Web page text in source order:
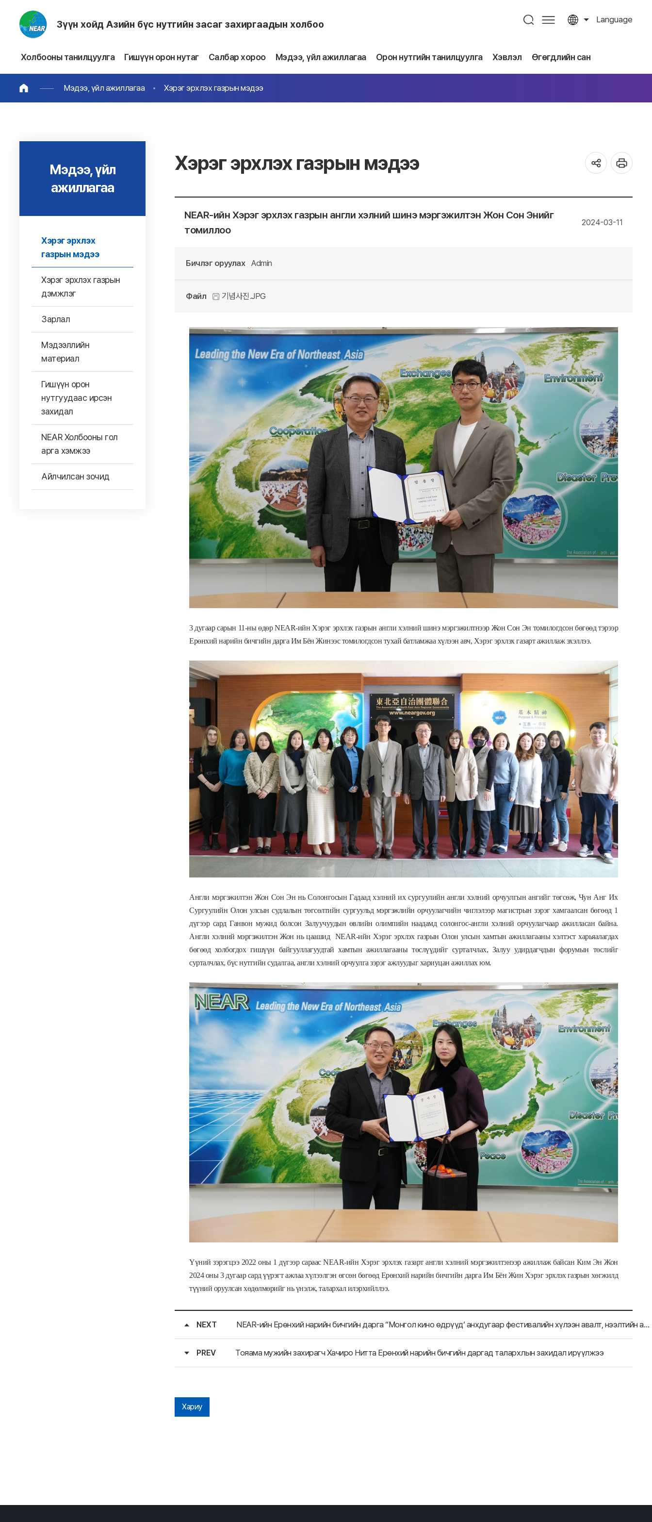
Зүүн хойд Азийн бүс нутгийн засаг захиргаадын холбоо Language
Холбооны танилцуулга Гишүүн орон нутаг Салбар хороо Мэдээ, үйл ажиллагаа Орон нутгийн танилцуулга Хэвлэл Өгөгдлийн сан
Мэдээ, үйл ажиллагаа Хэрэг эрхлэх газрын мэдээ
Мэдээ, үйл
ажиллагаа
Хэрэг эрхлэх
газрын мэдээ
Хэрэг эрхлэх газрын
дэмжлэг
Зарлал
Мэдээллийн
материал
Гишүүн орон
нутгуудаас ирсэн
захидал
NEAR Холбооны гол
арга хэмжээ
Айлчилсан зочид
Хэрэг эрхлэх газрын мэдээ
NEAR-ийн Хэрэг эрхлэх газрын англи хэлний шинэ мэргэжилтэн Жон Сон Энийг
томиллоо
2024-03-11
Бичлэг оруулах Admin
Файл 기념사진.JPG
3 дугаар сарын 11-ны өдөр NEAR-ийн Хэрэг эрхлэх газрын англи хэлний шинэ мэргэжилтнээр Жон Сон Эн томилогдсон бөгөөд тэрээр
Ерөнхий нарийн бичгийн дарга Им Бён Жинээс томилогдсон тухай батламжаа хүлээн авч, Хэрэг эрхлэх газарт ажиллаж эхэллээ.
Англи мэргэжилтэн Жон Сон Эн нь Солонгосын Гадаад хэлний их сургуулийн англи хэлний орчуулгын ангийг төгсөж, Чун Анг Их
Сургуулийн Олон улсын судлалын төгсөлтийн сургуульд мэргэжлийн орчуулагчийн чиглэлээр магистрын зэрэг хамгаалсан бөгөөд 1
дүгээр сард Ганвон мужид болсон Залуучуудын өвлийн олимпийн наадамд солонгос-англи хэлний орчуулагчаар ажилласан байна.
Англи хэлний мэргэжилтэн Жон нь цаашид NEAR-ийн Хэрэг эрхлэх газрын Олон улсын хамтын ажиллагааны хэлтэст харьяалагдах
бөгөөд холбогдох гишүүн байгууллагуудтай хамтын ажиллагааны төслүүдийг сурталчлах, Залуу удирдагчдын форумын төслийг
сурталчлах, бүс нутгийн судалгаа, англи хэлний орчуулга зэрэг ажлуудыг хариуцан ажиллах юм.
Үүний зэрэгцээ 2022 оны 1 дүгээр сараас NEAR-ийн Хэрэг эрхлэх газарт англи хэлний мэргэжилтэнээр ажиллаж байсан Ким Эн Жон
2024 оны 3 дугаар сард үүрэгт ажлаа хүлээлгэн өгсөн бөгөөд Ерөнхий нарийн бичгийн дарга Им Бён Жин Хэрэг эрхлэх газрын хөгжилд
түүний оруулсан хөдөлмөрийг нь үнэлж, талархал илэрхийллээ.
NEXT NEAR-ийн Ерөнхий нарийн бичгийн дарга “Монгол кино өдрүүд‘ анхдугаар фестивалийн хүлээн авалт, нээлтийн арга хэмжээнд оролцов
PREV Тояама мужийн захирагч Хачиро Нитта Ерөнхий нарийн бичгийн даргад талархлын захидал ирүүлжээ
Хариу